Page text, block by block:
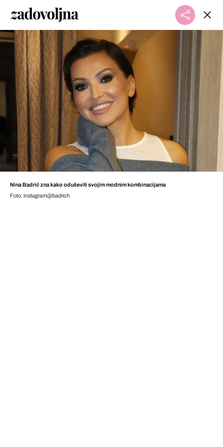
Nina Badrić zna kako oduševiti svojim modnim kombinacijama
Foto: Instagram@badrich